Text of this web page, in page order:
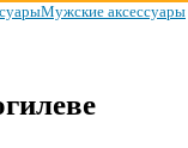
Мужские аксессуары